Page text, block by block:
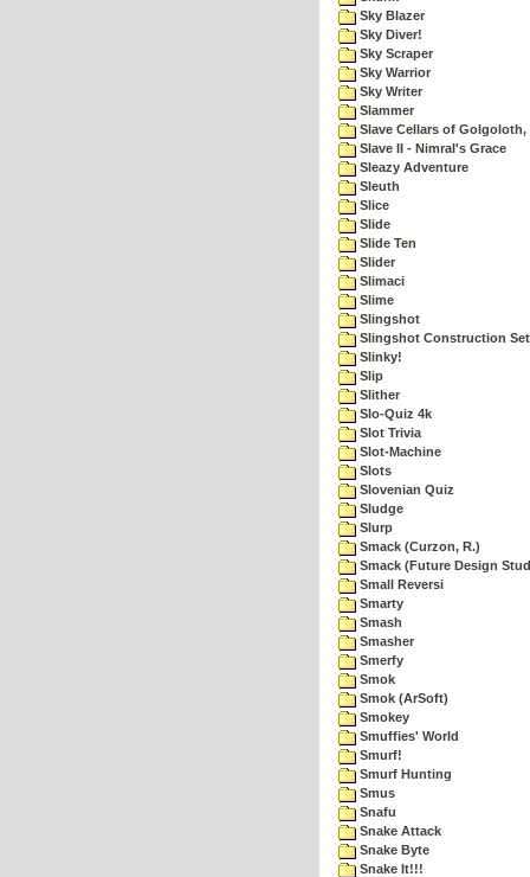
Sky Blazer
Sky Diver!
Sky Scraper
Sky Warrior
Sky Writer
Slammer
Slave Cellars of Golgoloth,
Slave II - Nimral's Grace
Sleazy Adventure
Sleuth
Slice
Slide
Slide Ten
Slider
Slimaci
Slime
Slingshot
Slingshot Construction Set
Slinky!
Slip
Slither
Slo-Quiz 4k
Slot Trivia
Slot-Machine
Slots
Slovenian Quiz
Sludge
Slurp
Smack (Curzon, R.)
Smack (Future Design
Small Reversi
Smarty
Smash
Smasher
Smerfy
Smok
Smok (ArSoft)
Smokey
Smuffies' World
Smurf!
Smurf Hunting
Smus
Snafu
Snake Attack
Snake Byte
Snake It!!!